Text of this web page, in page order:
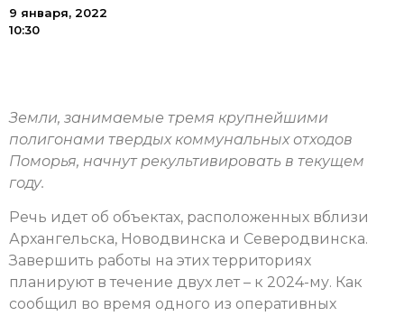
9 января, 2022
10:30
Земли, занимаемые тремя крупнейшими
полигонами твердых коммунальных отходов
Поморья, начнут рекультивировать в текущем
году.
Речь идет об объектах, расположенных вблизи
Архангельска, Новодвинска и Северодвинска.
Завершить работы на этих территориях
планируют в течение двух лет – к 2024-му. Как
сообщил во время одного из оперативных